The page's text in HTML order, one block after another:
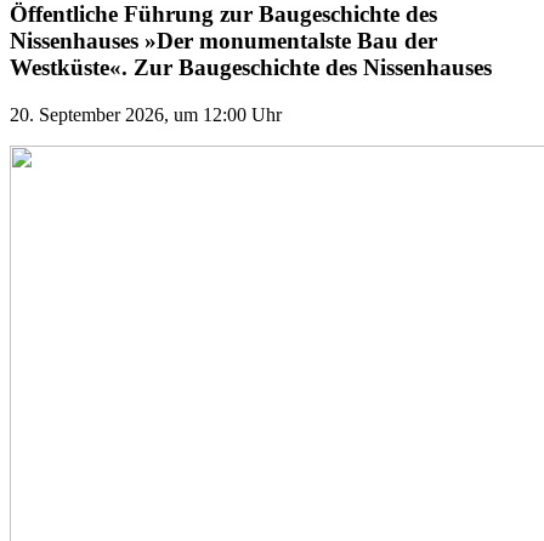
Öffentliche Führung zur Baugeschichte des
Nissenhauses »Der monumentalste Bau der
Westküste«. Zur Baugeschichte des Nissenhauses
20. September 2026, um 12:00 Uhr